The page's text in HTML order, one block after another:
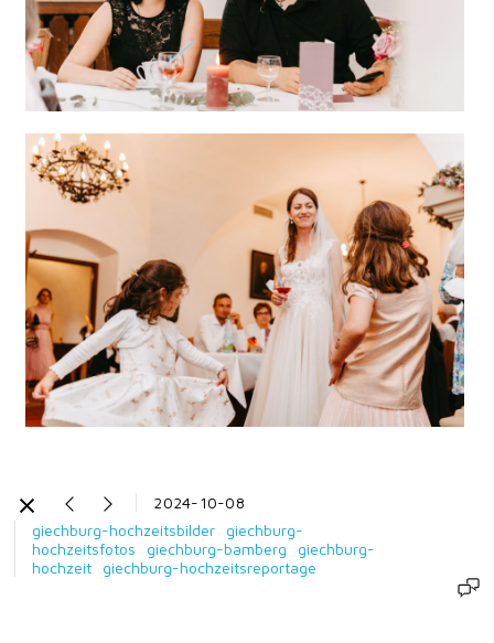
2024-10-08
giechburg-hochzeitsbilder
giechburg-
hochzeitsfotos
giechburg-bamberg
giechburg-
hochzeit
giechburg-hochzeitsreportage